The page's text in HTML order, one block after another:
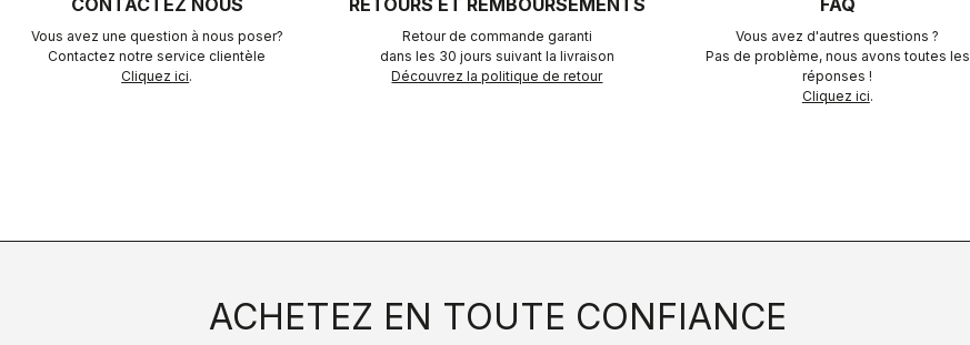
CONTACTEZ NOUS
Vous avez une question à nous poser?
Contactez notre service clientèle
Cliquez ici.
RETOURS ET REMBOURSEMENTS
Retour de commande garanti
dans les 30 jours suivant la livraison
Découvrez la politique de retour
FAQ
Vous avez d'autres questions ?
Pas de problème, nous avons toutes les
réponses !
Cliquez ici.
ACHETEZ EN TOUTE CONFIANCE